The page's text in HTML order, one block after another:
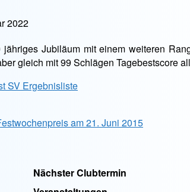
2022
Jubiläum mit einem weiteren
gleich mit 99 Schlägen Tagebestscore
SV Ergebnisliste
am 21. Juni 2015
Nächster Clubtermin